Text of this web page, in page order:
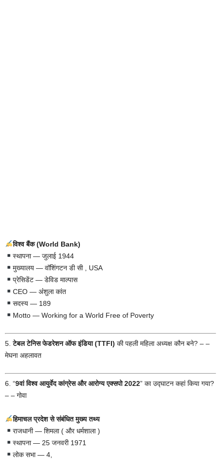
विश्व बैंक (World Bank)
स्थापना — जुलाई 1944
मुख्यालय — वॉशिंगटन डी सी , USA
प्रेसिडेंट — डेविड माल्पास
CEO — अंंशुला कांत
सदस्य — 189
Motto — Working for a World Free of Poverty
5.टेबल टेनिस फेडरेशन ऑफ इंडिया (TTFI) की पहली महिला अध्यक्ष कौन बने? – –
मेघना अहलावत
6. “9वां विश्व आयुर्वेद कांग्रेस और आरोग्य एक्सपो 2022” का उद्घाटन कहां किया गया?
– – गोवा
हिमाचल प्रदेश से संबंधित मुख्य तथ्य
राजधानी — शिमला ( और धर्मशाला )
स्थापना — 25 जनवरी 1971
लोक सभा — 4,